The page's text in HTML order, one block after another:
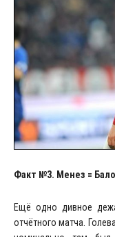
Факт №3. Менез =
Ещё одно дивное
отчётного матча.